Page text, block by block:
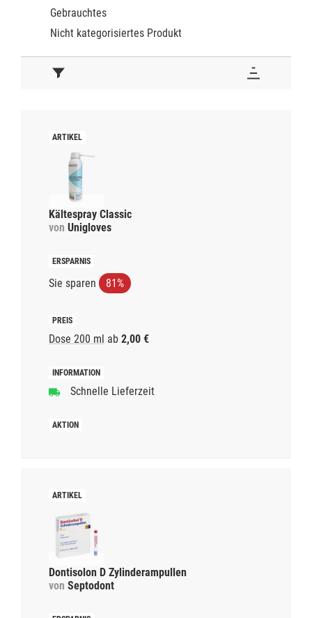
Gebrauchtes
Nicht kategorisiertes Produkt
Kältespray Classic
von Unigloves
Sie sparen 81%
Dose 200 ml ab 2,00 €
Schnelle Lieferzeit
Dontisolon D Zylinderampullen
von Septodont